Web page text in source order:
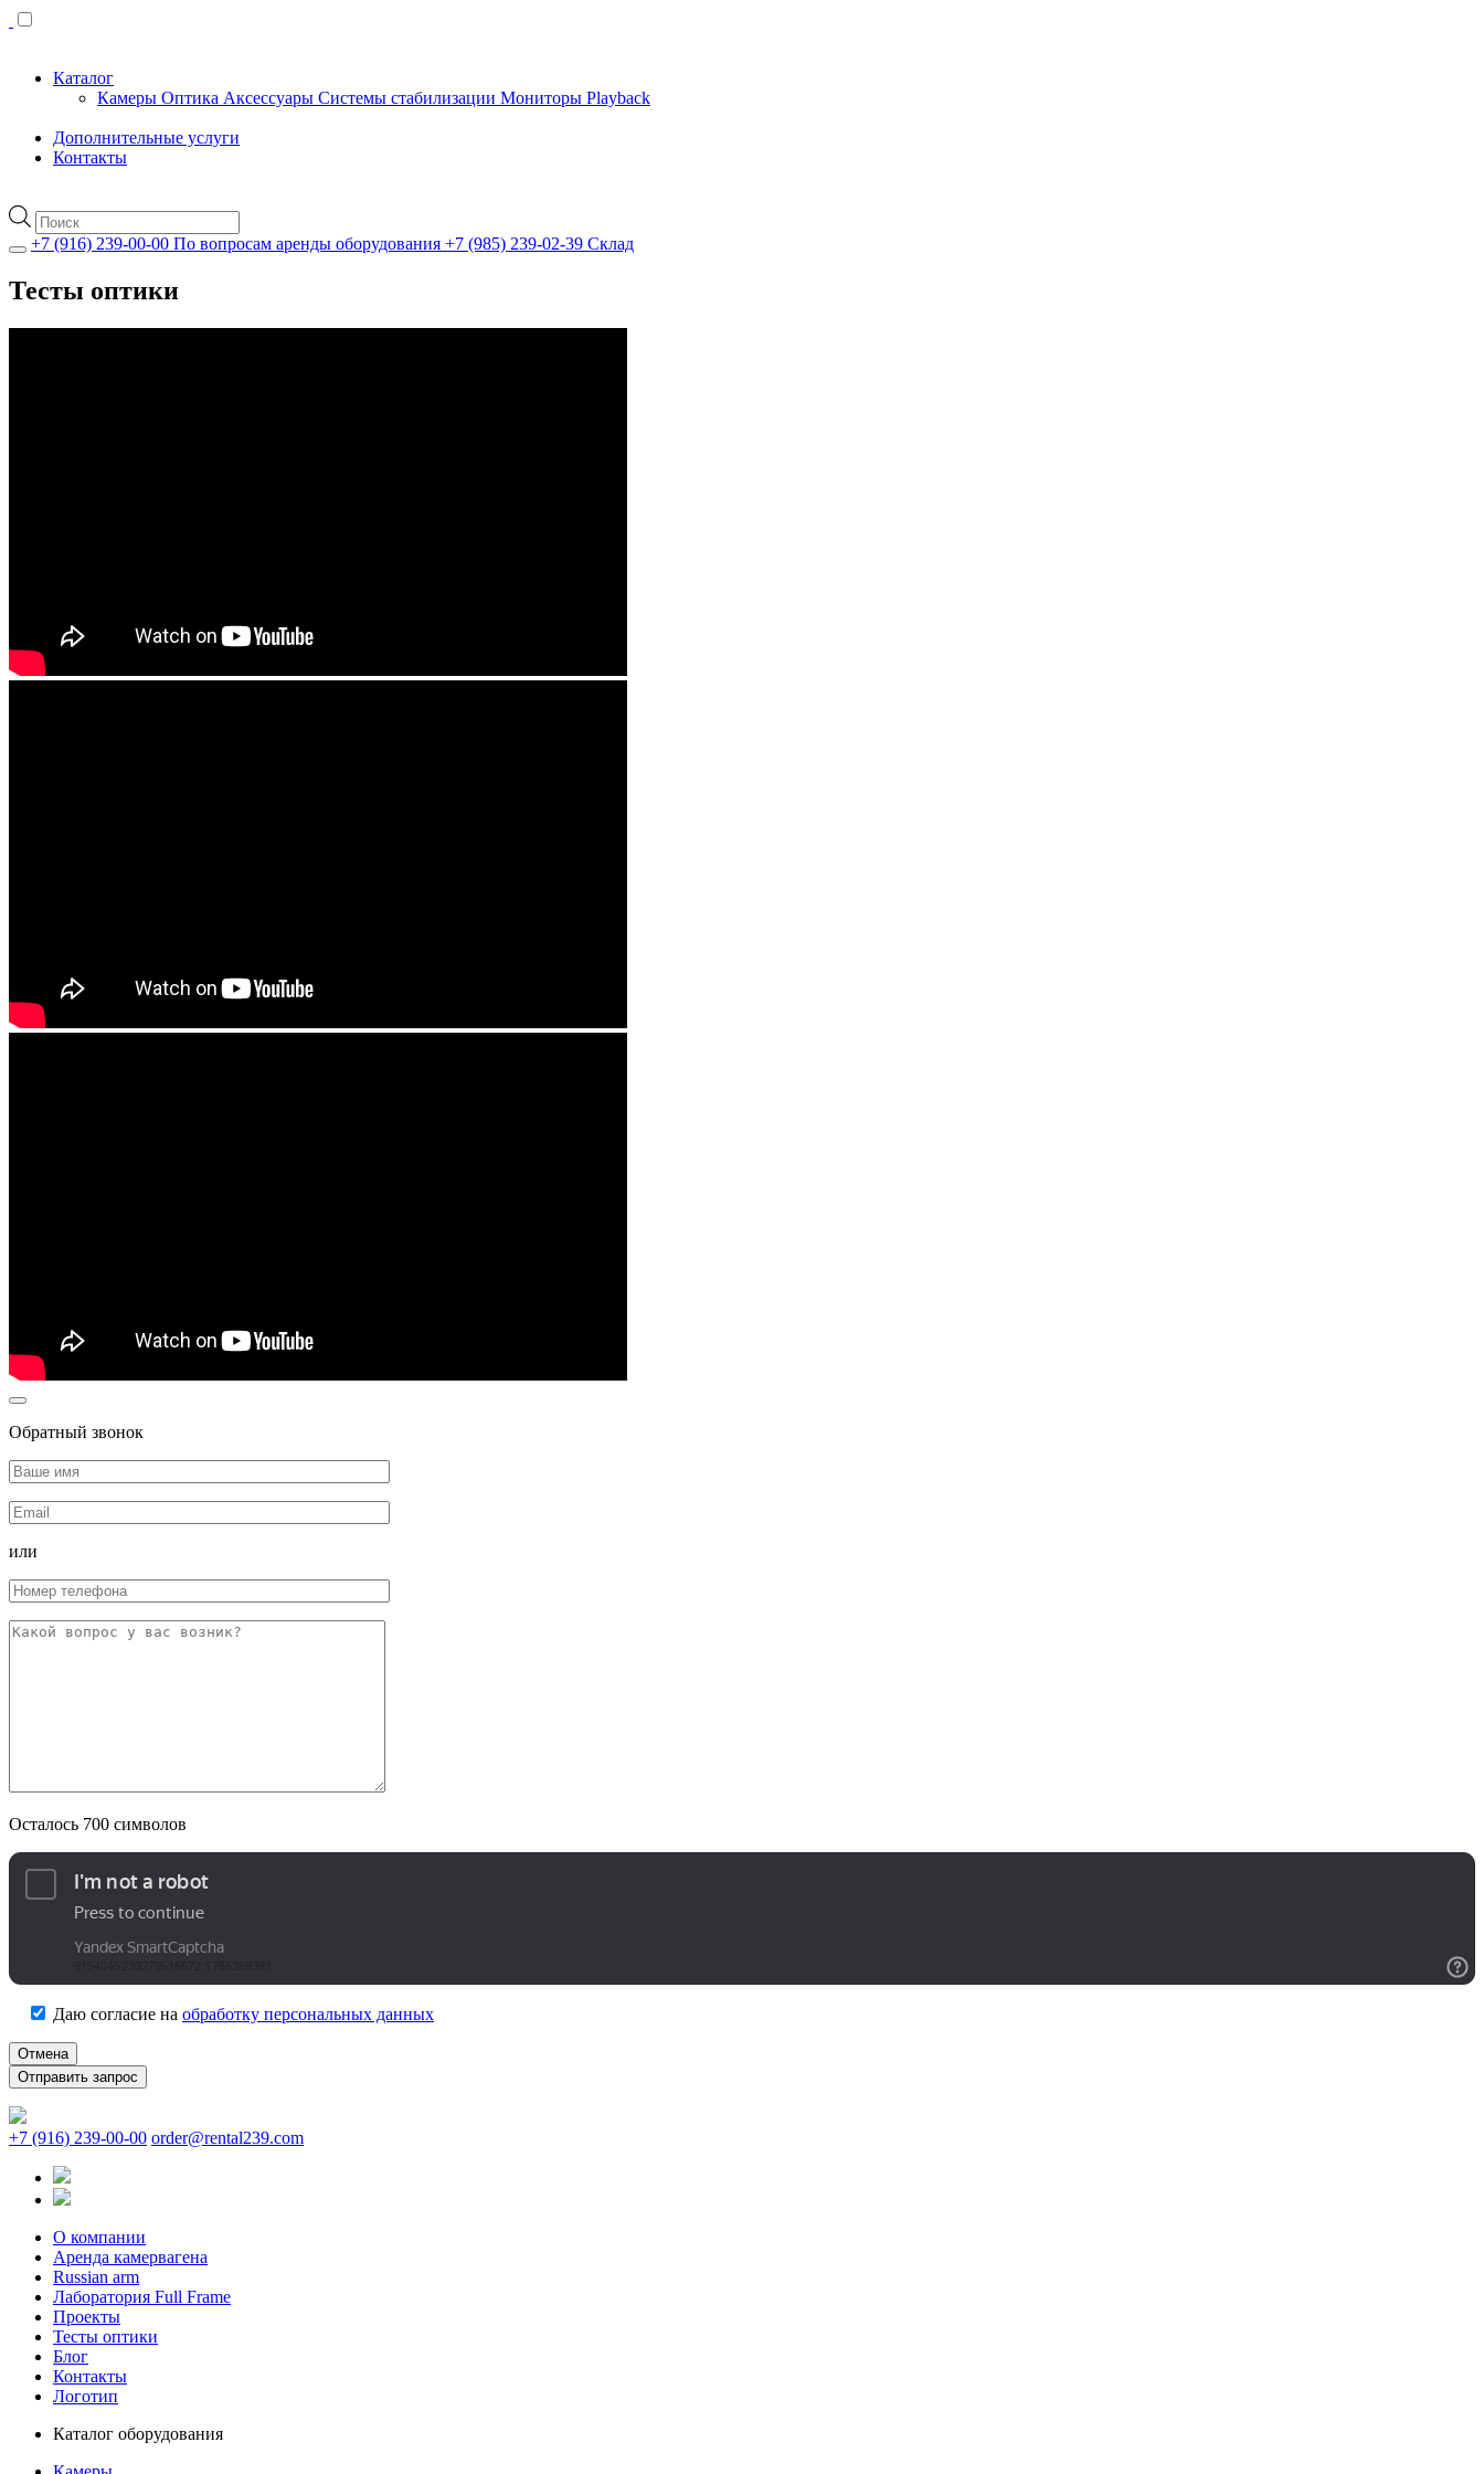
Каталог
Камеры Оптика Аксессуары Системы стабилизации Мониторы Playback
Дополнительные услуги
Контакты
Поиск
товаров
+7 (916) 239-00-00 По вопросам аренды оборудования +7 (985) 239-02-39 Склад
Тесты оптики
Обратный звонок
или
Осталось 700 символов
Даю согласие на обработку персональных данных
Отмена
+7 (916) 239-00-00 order@rental239.com
О компании
Аренда камервагена
Russian arm
Лаборатория Full Frame
Проекты
Тесты оптики
Блог
Контакты
Логотип
Каталог оборудования